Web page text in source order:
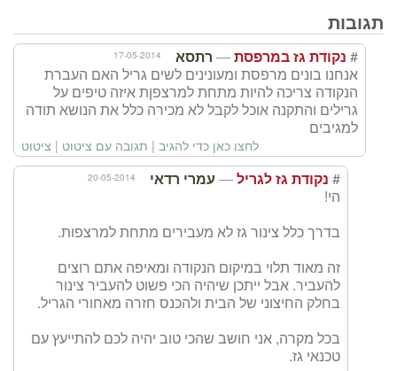
תגובות
# נקודת גז במרפסת — רתסא 17-05-2014
אנחנו בונים מרפסת ומעונינים לשים גריל האם העברת
הנקודה צריכה להיות מתחת למרצפןת איזה טיפים על
גרילים והתקנה אוכל לקבל לא מכירה כלל את הנושא תודה
למגיבים
לחצו כאן כדי להגיב | תגובה עם ציטוט | ציטוט
# נקודת גז לגריל — עמרי רדאי 20-05-2014
הי!
בדרך כלל צינור גז לא מעבירים מתחת למרצפות.
זה מאוד תלוי במיקום הנקודה ומאיפה אתם רוצים
להעביר. אבל ייתכן שיהיה הכי פשוט להעביר צינור
בחלק החיצוני של הבית ולהכנס חזרה מאחורי הגריל.
בכל מקרה, אני חושב שהכי טוב יהיה לכם להתייעץ עם
טכנאי גז.